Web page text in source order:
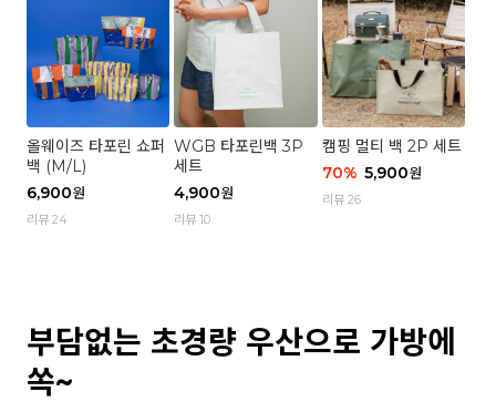
올웨이즈 타포린 쇼퍼
백 (M/L)
6,900원
리뷰 24
WGB 타포린백 3P
세트
4,900원
리뷰 10
캠핑 멀티 백 2P 세트
70% 5,900원
리뷰 26
부담없는 초경량 우산으로 가방에
쏙~